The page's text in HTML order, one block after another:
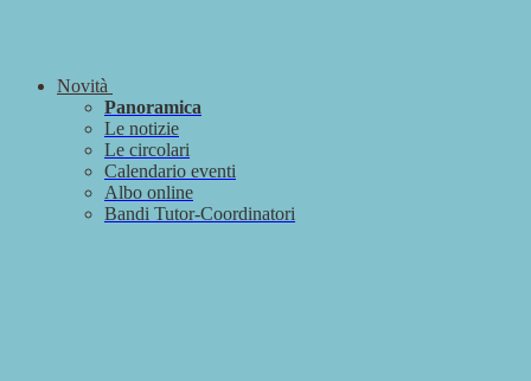
Novità
Panoramica
Le notizie
Le circolari
Calendario eventi
Albo online
Bandi Tutor-Coordinatori